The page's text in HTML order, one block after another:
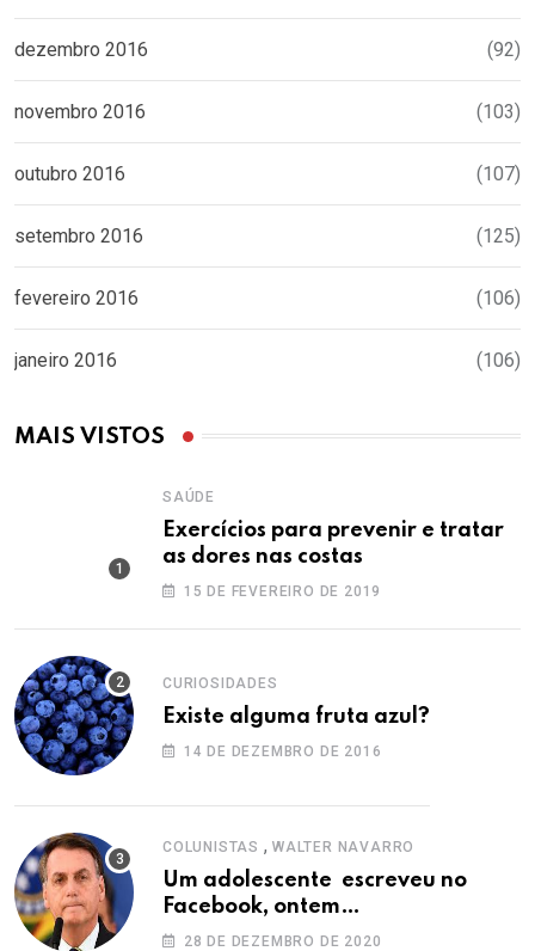
dezembro 2016 (92)
novembro 2016 (103)
outubro 2016 (107)
setembro 2016 (125)
fevereiro 2016 (106)
janeiro 2016 (106)
MAIS VISTOS
SAÚDE
Exercícios para prevenir e tratar
as dores nas costas
15 DE FEVEREIRO DE 2019
CURIOSIDADES
Existe alguma fruta azul?
14 DE DEZEMBRO DE 2016
COLUNISTAS , WALTER NAVARRO
Um adolescente escreveu no
Facebook, ontem…
28 DE DEZEMBRO DE 2020